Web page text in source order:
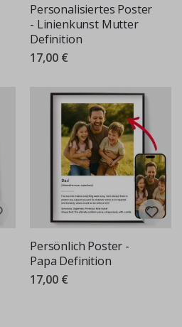
Personalisiertes Poster
- Linienkunst Mutter
Definition
17,00 €
Persönlich Poster -
Papa Definition
17,00 €